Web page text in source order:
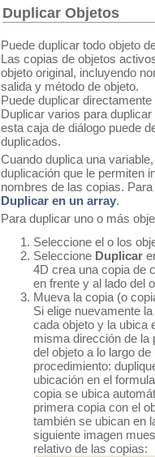
Duplicar Objetos
Puede duplicar todo objeto
Las copias de objetos
objeto original, incluyendo
salida y método de objeto.
Puede duplicar
Duplicar varios para
esta caja de diálogo puede
duplicados.
Cuando duplica una
duplicación que le permiten
nombres de las copias.
Duplicar en un array.
Para duplicar uno o más
Seleccione el o los
Seleccione Duplicar
4D crea una copia de
en frente y al lado del
Mueva la copia (o
Si elige nuevamente
cada objeto y la ubica
misma dirección de la
del objeto a lo largo
procedimiento:
ubicación en el
copia se ubica
primera copia con el
también se ubican en
siguiente imagen
relativo de las copias: